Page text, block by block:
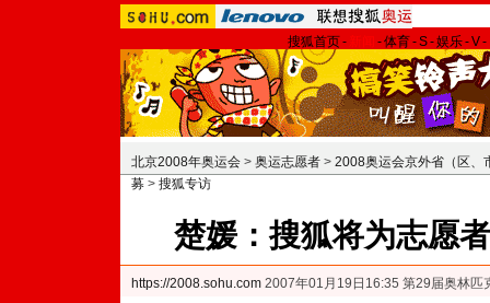
搜狐首页- -体育-S-娱乐-V-
北京2008年奥运会 > 奥运志愿者 > 2008奥运会京外省（区、
募 > 搜狐专访
楚媛：搜狐将为志愿
https://2008.sohu.com 2007年01月19日16:35 第29届奥林匹